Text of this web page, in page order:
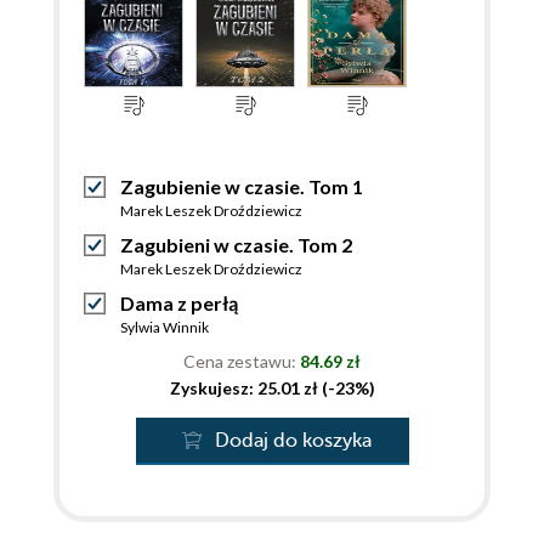
Zagubienie w czasie. Tom 1
Marek Leszek Droździewicz
Zagubieni w czasie. Tom 2
Marek Leszek Droździewicz
Dama z perłą
Sylwia Winnik
Cena zestawu: 84.69 zł
Zyskujesz: 25.01 zł (-23%)
Dodaj do koszyka